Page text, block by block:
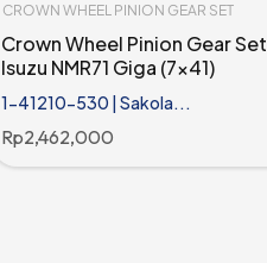
CROWN WHEEL PINION GEAR SET
Crown Wheel Pinion Gear Set
Isuzu NMR71 Giga (7x41)
1-41210-530 | Sakola...
Rp2,462,000